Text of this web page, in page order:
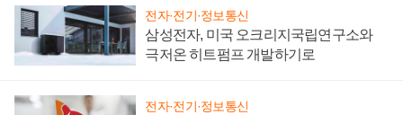
전자·전기·정보통신
삼성전자, 미국 오크리지국립연구소와
극저온 히트펌프 개발하기로
전자·전기·정보통신